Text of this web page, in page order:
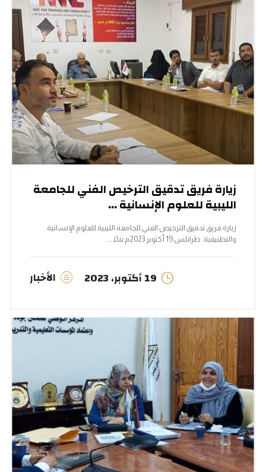
زيارة فريق تدقيق الترخيص الفني للجامعة
الليبية للعلوم الإنسانية ...
زيارة فريق تدقيق الترخيص الفني للجامعة الليبية للعلوم الإنسانية
والتطبيقية. طرابلس 19 أكتوبر 2023م بناءً ...
19 أكتوبر، 2023 الأخبار